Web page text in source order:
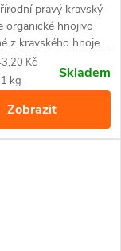
pravý kravský
organické hnojivo
z kravského hnoje.
forma hnojiva –
manipulaci
peletky)
Kč
kg
Skladem
Zobrazit